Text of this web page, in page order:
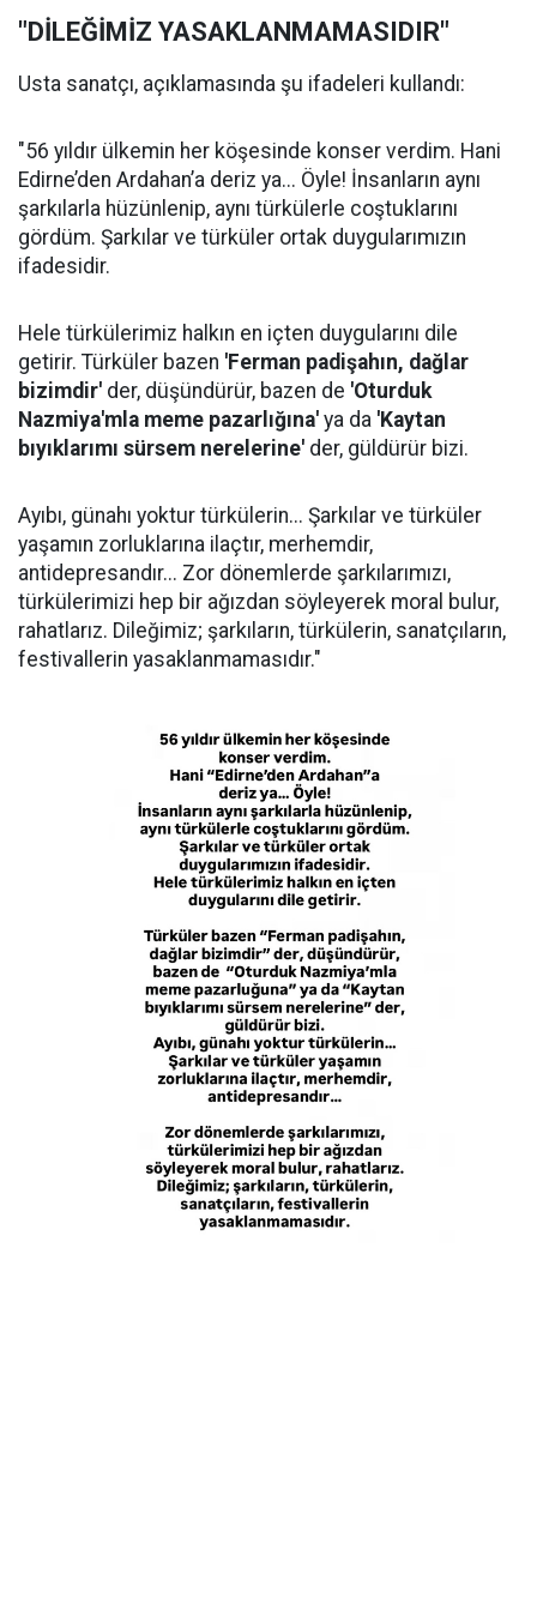
"DİLEĞİMİZ YASAKLANMAMASIDIR"
Usta sanatçı, açıklamasında şu ifadeleri kullandı:
"56 yıldır ülkemin her köşesinde konser verdim. Hani
Edirne’den Ardahan’a deriz ya... Öyle! İnsanların aynı
şarkılarla hüzünlenip, aynı türkülerle coştuklarını
gördüm. Şarkılar ve türküler ortak duygularımızın
ifadesidir.
Hele türkülerimiz halkın en içten duygularını dile
getirir. Türküler bazen 'Ferman padişahın, dağlar
bizimdir' der, düşündürür, bazen de 'Oturduk
Nazmiya'mla meme pazarlığına' ya da 'Kaytan
bıyıklarımı sürsem nerelerine' der, güldürür bizi.
Ayıbı, günahı yoktur türkülerin... Şarkılar ve türküler
yaşamın zorluklarına ilaçtır, merhemdir,
antidepresandır... Zor dönemlerde şarkılarımızı,
türkülerimizi hep bir ağızdan söyleyerek moral bulur,
rahatlarız. Dileğimiz; şarkıların, türkülerin, sanatçıların,
festivallerin yasaklanmamasıdır."